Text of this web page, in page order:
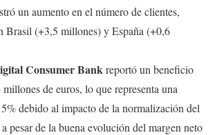
un aumento en el número de clientes,
Brasil (+3,5 millones) y España (+0,6
Consumer Bankreportó un beneficio
de euros, lo que representa una
debido al impacto de la normalización del
pesar de la buena evolución del margen neto